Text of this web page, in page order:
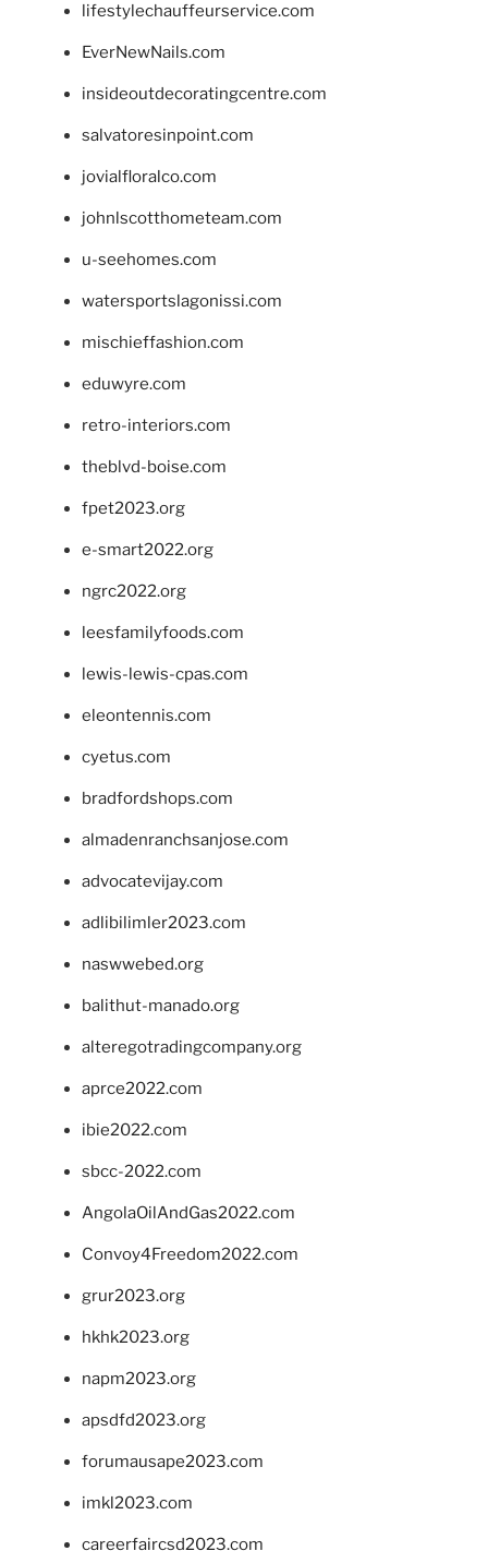
lifestylechauffeurservice.com
EverNewNails.com
insideoutdecoratingcentre.com
salvatoresinpoint.com
jovialfloralco.com
johnlscotthometeam.com
u-seehomes.com
watersportslagonissi.com
mischieffashion.com
eduwyre.com
retro-interiors.com
theblvd-boise.com
fpet2023.org
e-smart2022.org
ngrc2022.org
leesfamilyfoods.com
lewis-lewis-cpas.com
eleontennis.com
cyetus.com
bradfordshops.com
almadenranchsanjose.com
advocatevijay.com
adlibilimler2023.com
naswwebed.org
balithut-manado.org
alteregotradingcompany.org
aprce2022.com
ibie2022.com
sbcc-2022.com
AngolaOilAndGas2022.com
Convoy4Freedom2022.com
grur2023.org
hkhk2023.org
napm2023.org
apsdfd2023.org
forumausape2023.com
imkl2023.com
careerfaircsd2023.com